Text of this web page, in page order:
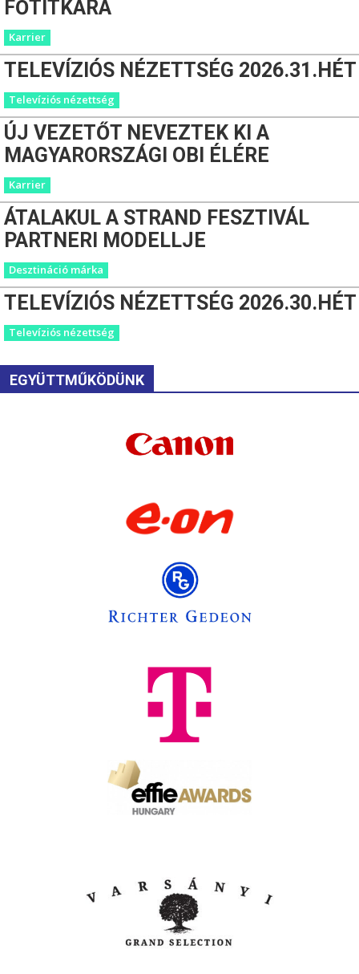
FŐTITKÁRA
Karrier
TELEVÍZIÓS NÉZETTSÉG 2026.31.HÉT
Televíziós nézettség
ÚJ VEZETŐT NEVEZTEK KI A
MAGYARORSZÁGI OBI ÉLÉRE
Karrier
ÁTALAKUL A STRAND FESZTIVÁL
PARTNERI MODELLJE
Desztináció márka
TELEVÍZIÓS NÉZETTSÉG 2026.30.HÉT
Televíziós nézettség
EGYÜTTMŰKÖDÜNK